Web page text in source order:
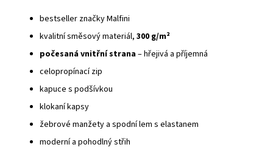
bestseller značky Malfini
kvalitní směsový materiál, 300 g/m²
počesaná vnitřní strana– hřejivá a příjemná
celopropínací zip
kapuce s podšívkou
klokaní kapsy
žebrové manžety a spodní lem s elastanem
moderní a pohodlný střih